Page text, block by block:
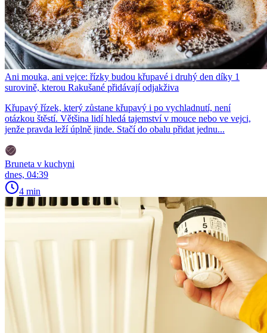
Ani mouka, ani vejce: řízky budou křupavé i druhý den díky 1
surovině, kterou Rakušané přidávají odjakživa
Křupavý řízek, který zůstane křupavý i po vychladnutí, není
otázkou štěstí. Většina lidí hledá tajemství v mouce nebo ve vejci,
jenže pravda leží úplně jinde. Stačí do obalu přidat jednu...
Bruneta v kuchyni
dnes, 04:39
4 min